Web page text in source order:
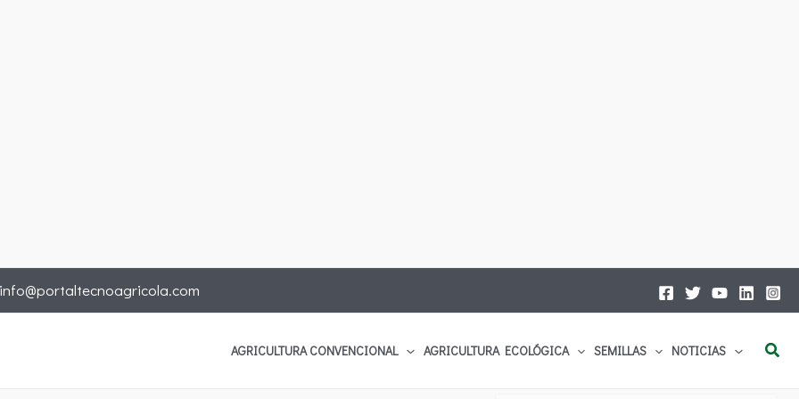
info@portaltecnoagricola.com
AGRICULTURA CONVENCIONAL AGRICULTURA ECOLÓGICA SEMILLAS NOTICIAS